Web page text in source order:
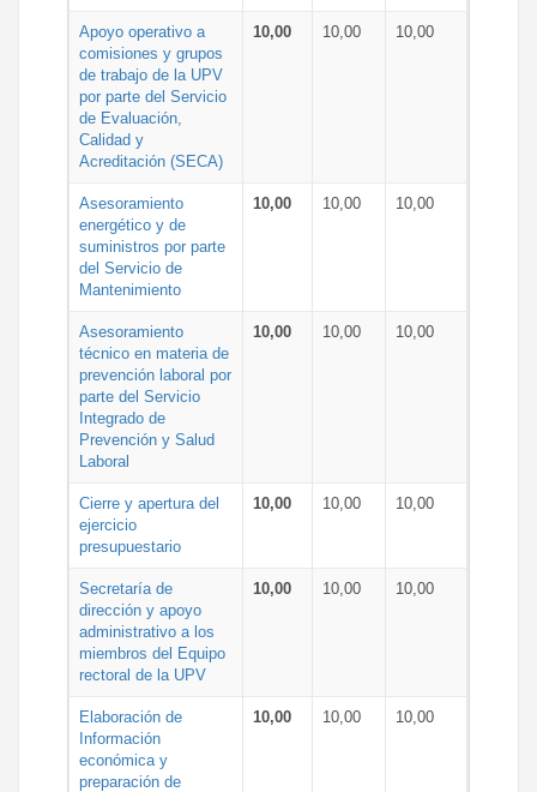
Apoyo operativo a
comisiones y grupos
de trabajo de la UPV
por parte del Servicio
de Evaluación,
Calidad y
Acreditación (SECA)
10,00 10,00 10,00
Asesoramiento
energético y de
suministros por parte
del Servicio de
Mantenimiento
10,00 10,00 10,00
Asesoramiento
técnico en materia de
prevención laboral por
parte del Servicio
Integrado de
Prevención y Salud
Laboral
10,00 10,00 10,00
Cierre y apertura del
ejercicio
presupuestario
10,00 10,00 10,00
Secretaría de
dirección y apoyo
administrativo a los
miembros del Equipo
rectoral de la UPV
10,00 10,00 10,00
Elaboración de
Información
económica y
preparación de
10,00 10,00 10,00